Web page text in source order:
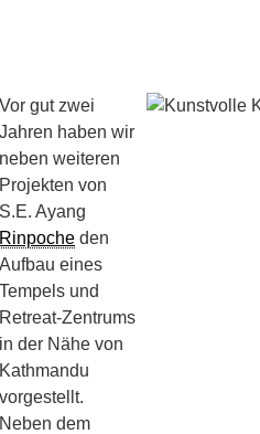
Vor gut zwei
Jahren haben wir
neben weiteren
Projekten von
S.E. Ayang
Rinpoche den
Aufbau eines
Tempels und
Retreat-Zentrums
in der Nähe von
Kathmandu
vorgestellt.
Neben dem